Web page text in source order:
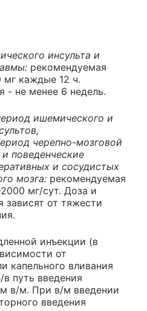
инсульта и
рекомендуемая
мг каждые 12 ч.
- не менее 6 недель.
ишемического и
черепно-мозговой
поведенческие
и сосудистых
мозга: рекомендуемая
мг/сут. Доза и
зависят от тяжести
инъекции (в
от
капельного вливания
путь введения
в/м. При в/м введении
введения